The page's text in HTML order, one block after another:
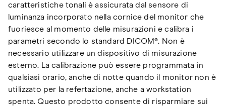
caratteristiche tonali è assicurata dal sensore di
luminanza incorporato nella cornice del monitor che
fuoriesce al momento delle misurazioni e calibra i
parametri secondo lo standard DICOM®. Non è
necessario utilizzare un dispositivo di misurazione
esterno. La calibrazione può essere programmata in
qualsiasi orario, anche di notte quando il monitor non è
utilizzato per la refertazione, anche a workstation
spenta. Questo prodotto consente di risparmiare sui